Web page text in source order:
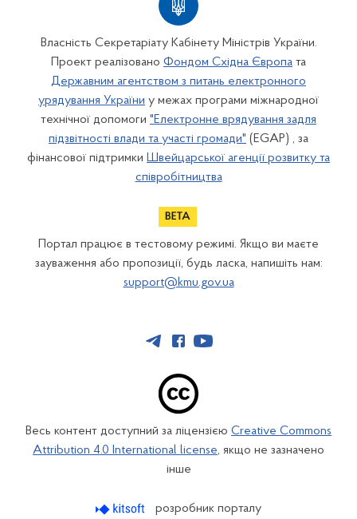
Власність Секретаріату Кабінету Міністрів України.
Проект реалізовано Фондом Східна Європа та
Державним агентством з питань електронного
урядування України у межах програми міжнародної
технічної допомоги "Електронне врядування задля
підзвітності влади та участі громади" (EGAP) , за
фінансової підтримки Швейцарської агенції розвитку та
співробітництва
Портал працює в тестовому режимі. Якщо ви маєте
зауваження або пропозиції, будь ласка, напишіть нам:
support@kmu.gov.ua
Весь контент доступний за ліцензією Creative Commons
Attribution 4.0 International license, якщо не зазначено
інше
розробник порталу